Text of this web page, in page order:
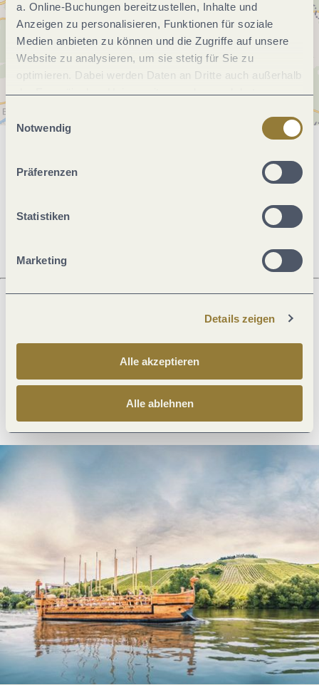
a. Online-Buchungen bereitzustellen, Inhalte und
Anzeigen zu personalisieren, Funktionen für soziale
Medien anbieten zu können und die Zugriffe auf unsere
Website zu analysieren, um sie stetig für Sie zu
optimieren. Dabei werden Daten an Dritte auch außerhalb
der Europäischen Union weitergegeben und dort
jederzeit widerrufen werden. Mit der Auswahl "Alle
ablehnen" kann es zu Beeinträchtigungen in der Nutzung
Einwilligungsauswahl
Notwendig
Präferenzen
Statistiken
Marketing
Details zeigen
Alle akzeptieren
Alle ablehnen
Allgemeine Informationen
Öffnungszeiten
Anreise planen